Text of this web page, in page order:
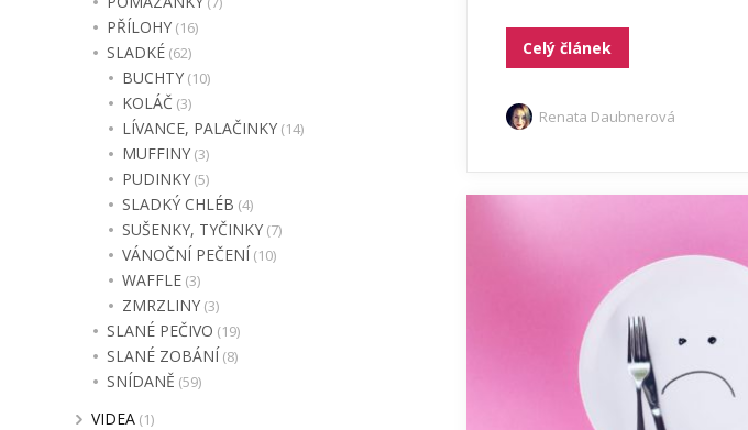
Celý článek
Renata Daubnerová
PŘÍLOHY (16)
SLADKÉ (62)
BUCHTY (10)
KOLÁČ (3)
LÍVANCE, PALAČINKY (14)
MUFFINY (3)
PUDINKY (5)
SLADKÝ CHLÉB (4)
SUŠENKY, TYČINKY (7)
VÁNOČNÍ PEČENÍ (10)
WAFFLE (3)
ZMRZLINY (3)
SLANÉ PEČIVO (19)
SLANÉ ZOBÁNÍ (8)
SNÍDANĚ (59)
VIDEA (1)